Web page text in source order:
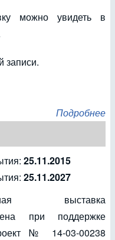
можно увидеть в
записи.
Подробнее
25.11.2015
25.11.2027
выставка
при поддержке
№ 14-03-00238